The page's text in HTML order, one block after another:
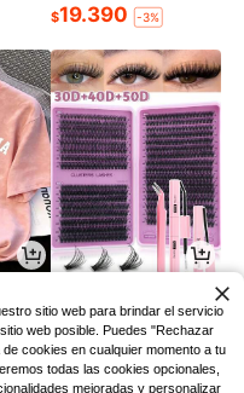
$19.390 -3%
sitio web para brindar el servicio
web posible. Puedes "Rechazar
cookies en cualquier momento a tu
todas las cookies opcionales,
mejoradas y personalizar